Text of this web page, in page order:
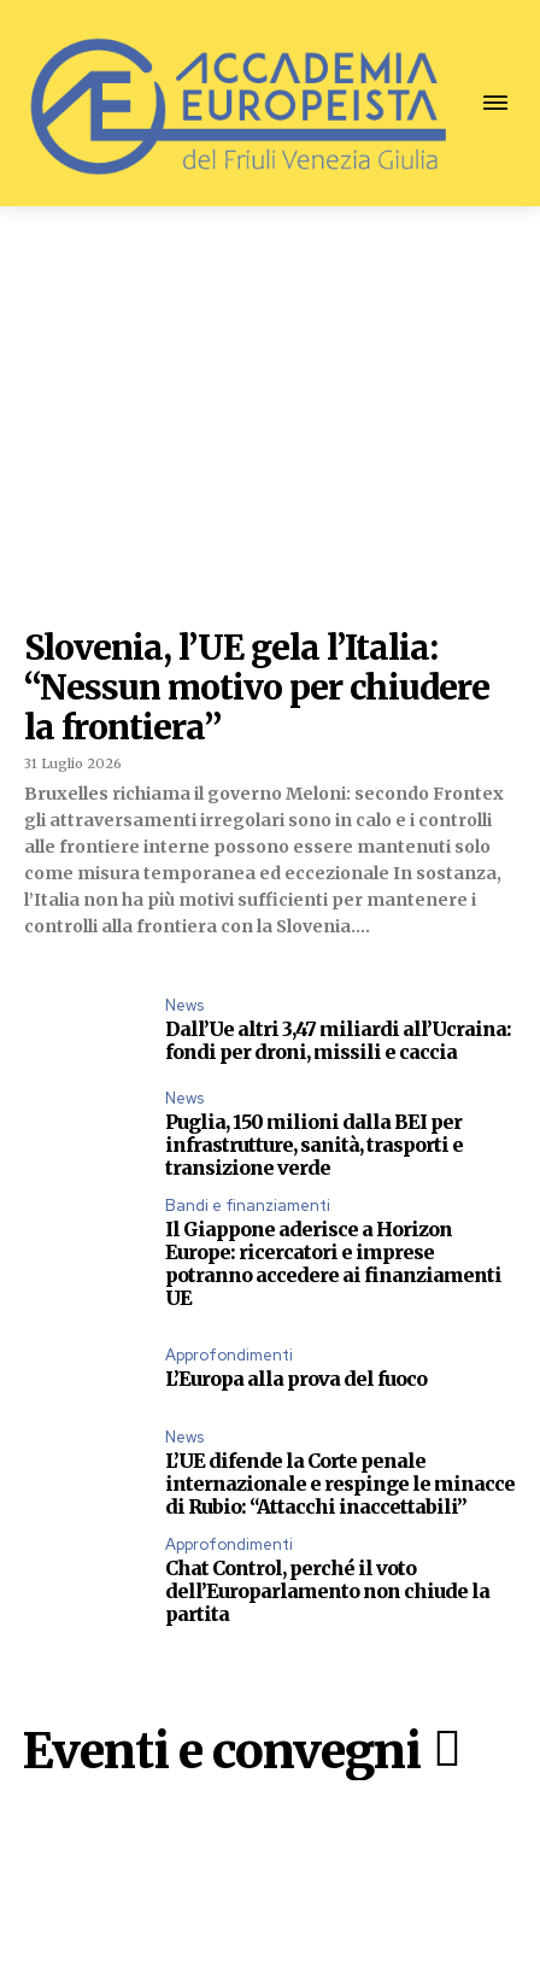
Slovenia, l’UE gela l’Italia:
“Nessun motivo per chiudere
la frontiera”
31 Luglio 2026
Bruxelles richiama il governo Meloni: secondo Frontex
gli attraversamenti irregolari sono in calo e i controlli
alle frontiere interne possono essere mantenuti solo
come misura temporanea ed eccezionale In sostanza,
l’Italia non ha più motivi sufficienti per mantenere i
controlli alla frontiera con la Slovenia....
News
Dall’Ue altri 3,47 miliardi all’Ucraina:
fondi per droni, missili e caccia
News
Puglia, 150 milioni dalla BEI per
infrastrutture, sanità, trasporti e
transizione verde
Bandi e finanziamenti
Il Giappone aderisce a Horizon
Europe: ricercatori e imprese
potranno accedere ai finanziamenti
UE
Approfondimenti
L’Europa alla prova del fuoco
News
L’UE difende la Corte penale
internazionale e respinge le minacce
di Rubio: “Attacchi inaccettabili”
Approfondimenti
Chat Control, perché il voto
dell’Europarlamento non chiude la
partita
Eventi e convegni